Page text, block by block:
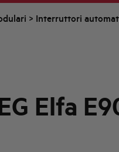
> Interruttori
Elfa